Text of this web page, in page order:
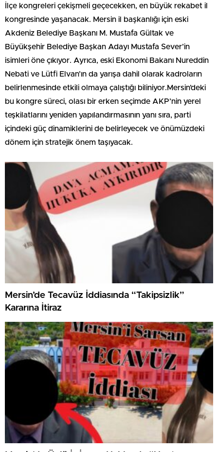
İlçe kongreleri çekişmeli geçecekken, en büyük rekabet il
kongresinde yaşanacak. Mersin il başkanlığı için eski
Akdeniz Belediye Başkanı M. Mustafa Gültak ve
Büyükşehir Belediye Başkan Adayı Mustafa Sever’in
isimleri öne çıkıyor. Ayrıca, eski Ekonomi Bakanı Nureddin
Nebati ve Lütfi Elvan’ın da yarışa dahil olarak kadroların
belirlenmesinde etkili olmaya çalıştığı biliniyor.Mersin’deki
bu kongre süreci, olası bir erken seçimde AKP’nin yerel
teşkilatlarını yeniden yapılandırmasının yanı sıra, parti
içindeki güç dinamiklerini de belirleyecek ve önümüzdeki
dönem için stratejik önem taşıyacak.
Mersin’de Tecavüz İddiasında “Takipsizlik”
Kararına İtiraz